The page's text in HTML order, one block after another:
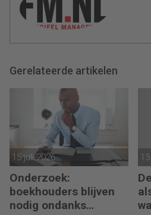
Gerelateerde artikelen
15 juli 2026
Onderzoek:
boekhouders blijven
nodig ondanks